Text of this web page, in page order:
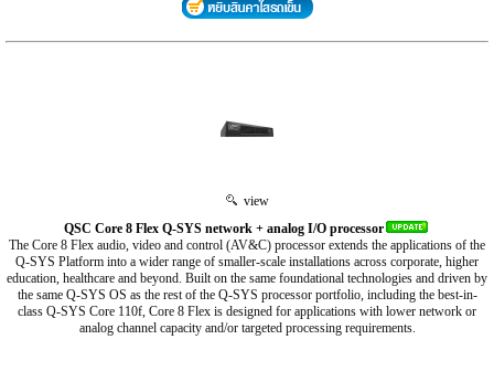
view
QSC Core 8 Flex Q-SYS network + analog I/O processor
The Core 8 Flex audio, video and control (AV&C) processor extends the applications of the
Q-SYS Platform into a wider range of smaller-scale installations across corporate, higher
education, healthcare and beyond. Built on the same foundational technologies and driven by
the same Q-SYS OS as the rest of the Q-SYS processor portfolio, including the best-in-
class Q-SYS Core 110f, Core 8 Flex is designed for applications with lower network or
analog channel capacity and/or targeted processing requirements.